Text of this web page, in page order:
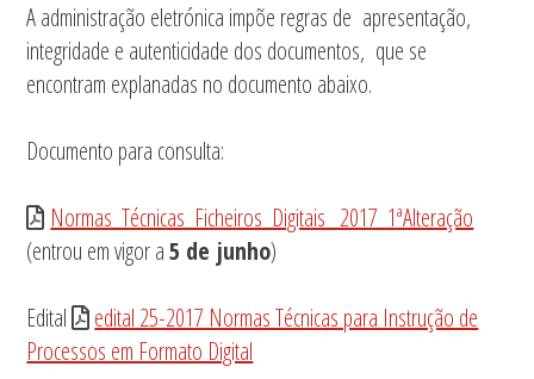
A administração eletrónica impõe regras de apresentação,
integridade e autenticidade dos documentos, que se
encontram explanadas no documento abaixo.
Documento para consulta:
Normas_Técnicas_Ficheiros_Digitais_ 2017_1ªAlteração
(entrou em vigor a5 de junho)
Edital
edital 25-2017 Normas Técnicas para Instrução de
Processos em Formato Digital